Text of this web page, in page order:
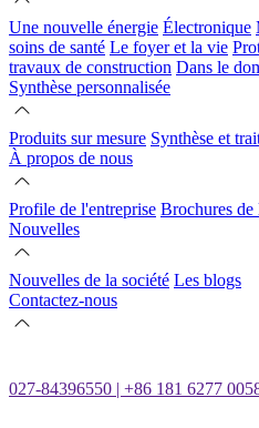
Une nouvelle énergie Électronique
soins de santé Le foyer et la vie
travaux de construction Dans le
Synthèse personnalisée
Produits sur mesure Synthèse et
À propos de nous
Profile de l'entreprise Brochures de
Nouvelles
Nouvelles de la société Les blogs
Contactez-nous
027-84396550 | +86 181 6277